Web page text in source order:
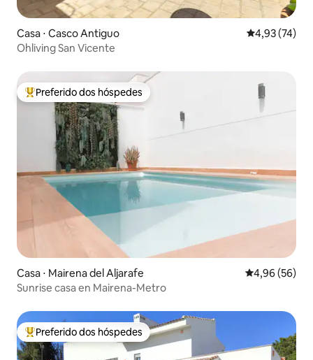
Casa ⋅ Casco Antiguo 4,93 de uma
4,93 (74)
Ohliving San Vicente
Entre os melhores preferidos dos hóspedes
Preferido dos hóspedes
Casa ⋅ Mairena del Aljarafe 4,96 de uma
4,96 (56)
Sunrise casa en Mairena-Metro
Entre os melhores preferidos dos hóspedes
Preferido dos hóspedes